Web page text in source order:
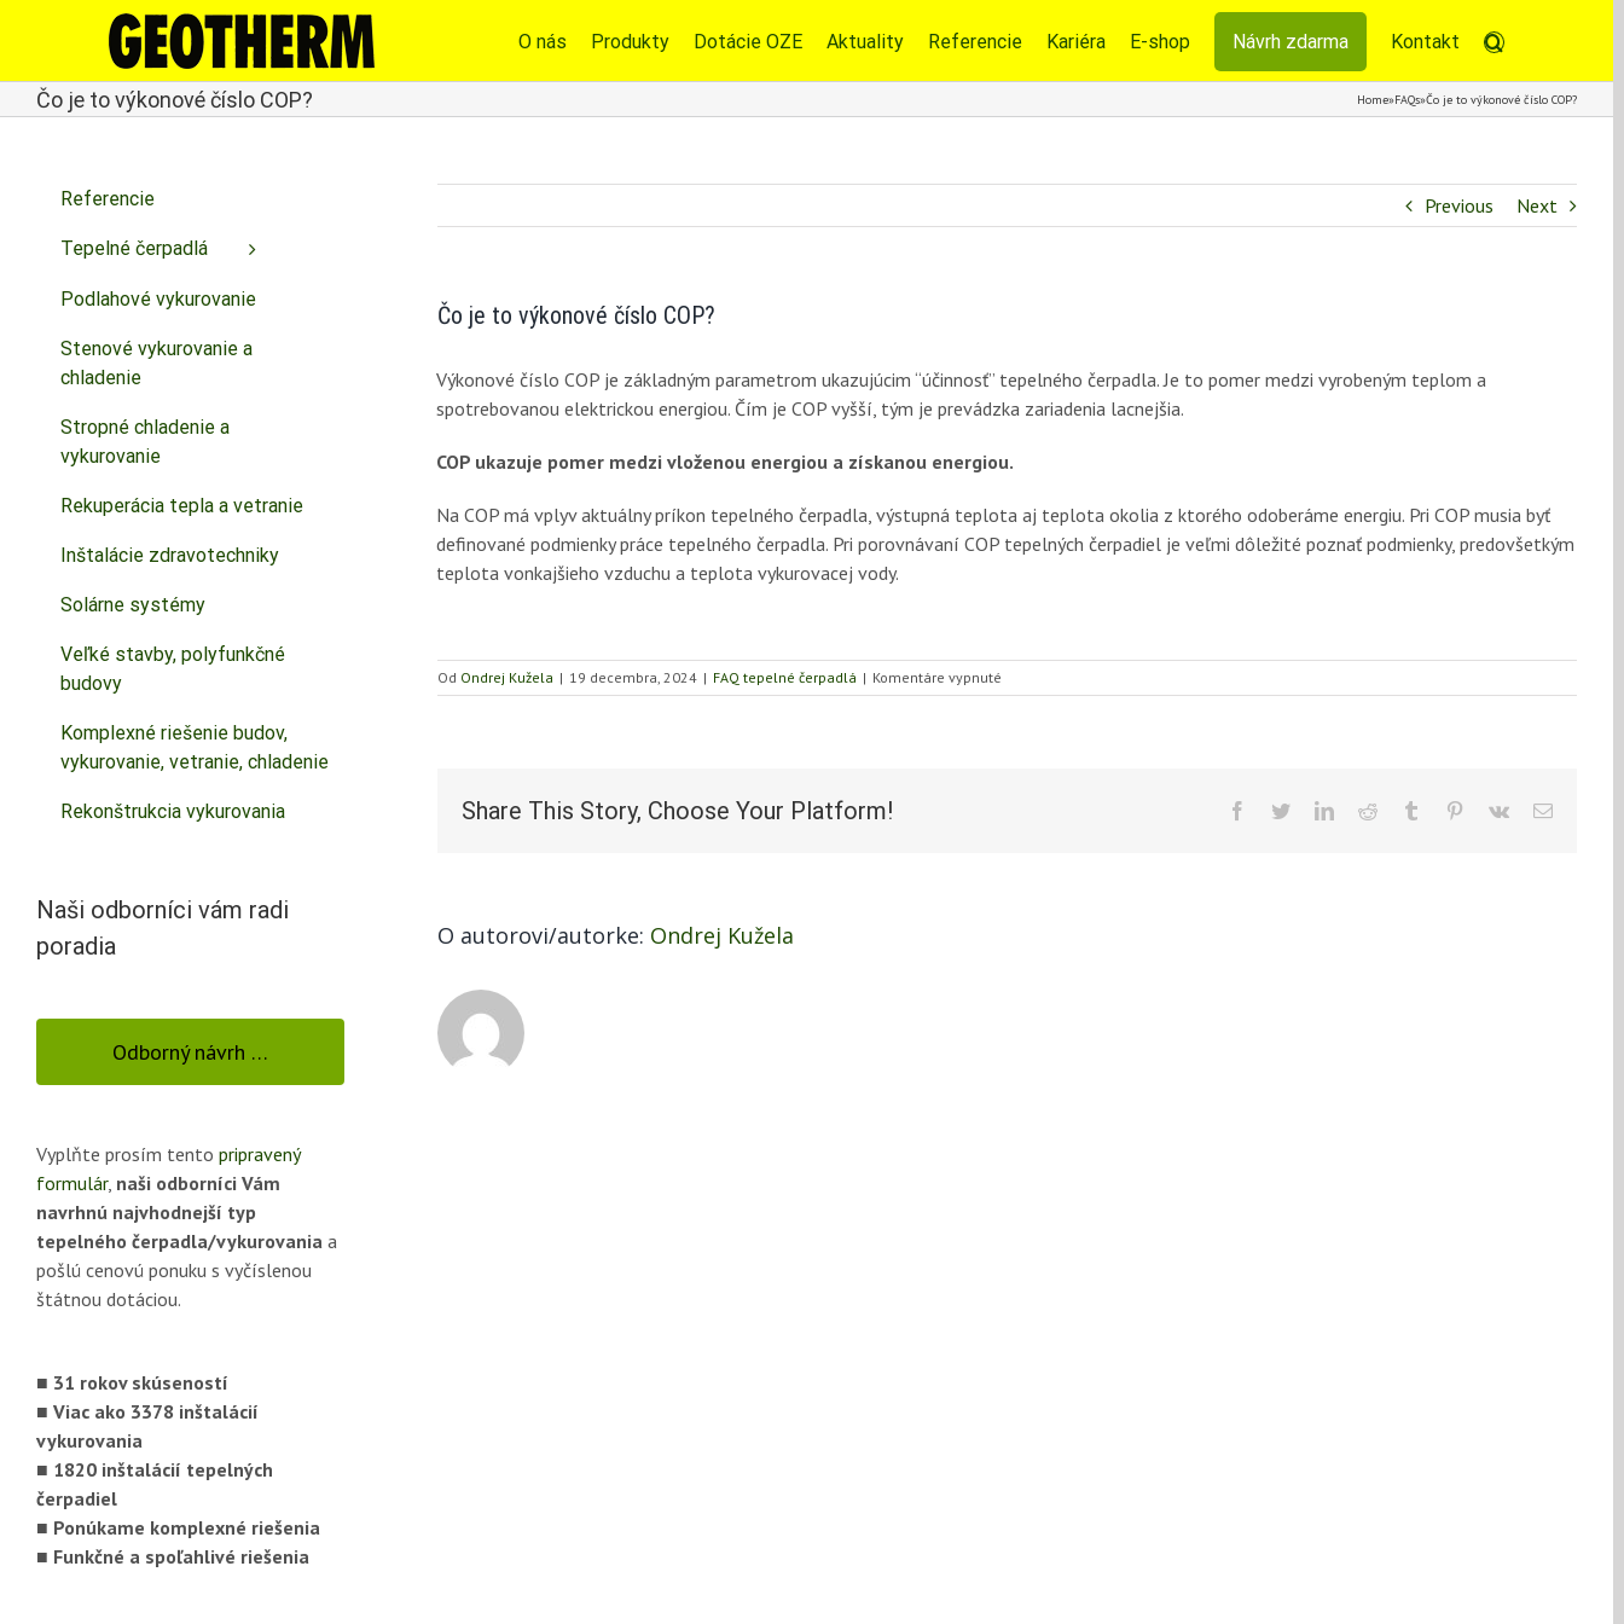
O nás Produkty Dotácie OZE Aktuality Referencie Kariéra E-shop Návrh zdarma Kontakt
Čo je to výkonové číslo COP? Home»FAQs»Čo je to výkonové číslo COP?
Previous Next
Čo je to výkonové číslo COP?
Výkonové číslo COP je základným parametrom ukazujúcim “účinnosť” tepelného čerpadla. Je to pomer medzi vyrobeným teplom a
spotrebovanou elektrickou energiou. Čím je COP vyšší, tým je prevádzka zariadenia lacnejšia.
COP ukazuje pomer medzi vloženou energiou a získanou energiou.
Na COP má vplyv aktuálny príkon tepelného čerpadla, výstupná teplota aj teplota okolia z ktorého odoberáme energiu. Pri COP musia byť
definované podmienky práce tepelného čerpadla. Pri porovnávaní COP tepelných čerpadiel je veľmi dôležité poznať podmienky, predovšetkým
teplota vonkajšieho vzduchu a teplota vykurovacej vody.
Od Ondrej Kužela | 19 decembra, 2024 | FAQ tepelné čerpadlá | Komentáre vypnuténa
Čo
Share This Story, Choose Your Platform! Facebook
TwitterLinkedInReddit Tumblr Pinterest
Vk Email
O autorovi/autorke: Ondrej Kužela
Referencie
Tepelné čerpadlá
Podlahové vykurovanie
Stenové vykurovanie a
chladenie
Stropné chladenie a
vykurovanie
Rekuperácia tepla a vetranie
Inštalácie zdravotechniky
Solárne systémy
Veľké stavby, polyfunkčné
budovy
Komplexné riešenie budov,
vykurovanie, vetranie, chladenie
Rekonštrukcia vykurovania
Naši odborníci vám radi
poradia
Odborný návrh …
Vyplňte prosím tento pripravený
formulár, naši odborníci Vám
navrhnú najvhodnejší typ
tepelného čerpadla/vykurovania a
pošlú cenovú ponuku s vyčíslenou
štátnou dotáciou.
■ 31 rokov skúseností
■ Viac ako 3378 inštalácií
vykurovania
■ 1820 inštalácií tepelných
čerpadiel
■ Ponúkame komplexné riešenia
■ Funkčné a spoľahlivé riešenia